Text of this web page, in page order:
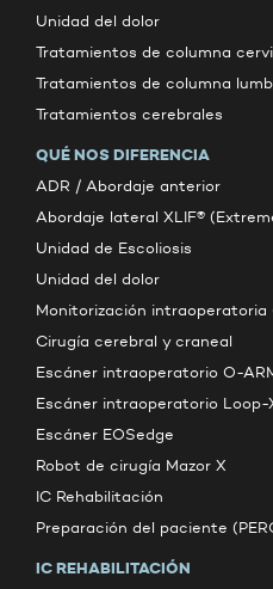
Unidad del dolor
Tratamientos de columna
Tratamientos de columna
Tratamientos cerebrales
QUÉ NOS DIFERENCIA
ADR / Abordaje anterior
Abordaje lateral XLIF®
Unidad de Escoliosis
Unidad del dolor
Monitorización intraoperatoria
Cirugía cerebral y craneal
Escáner intraoperatorio O-
Escáner intraoperatorio Loop-
Escáner EOSedge
Robot de cirugía Mazor X
IC Rehabilitación
Preparación del paciente
IC REHABILITACIÓN